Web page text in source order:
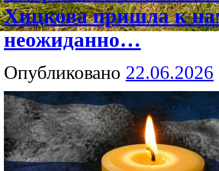
Хицкова пришла к
неожиданно…
Опубликовано 22.06.2026